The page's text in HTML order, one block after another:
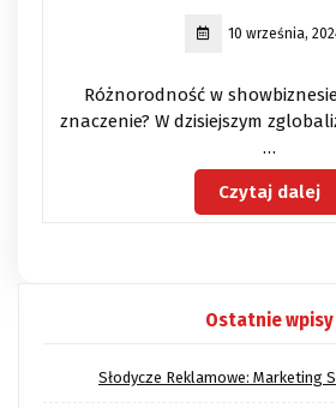
10 września,
Różnorodność w
znaczenie? W dzisiejszym
…
Czytaj dalej
Ostatnie wpisy
Słodycze Reklamowe: Marketing